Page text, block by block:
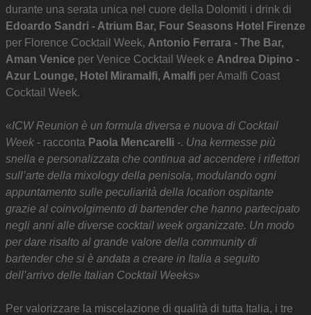
durante una serata unica nel cuore della Dolomiti i drink di
Edoardo Sandri - Atrium Bar, Four Seasons Hotel Firenze
per Florence Cocktail Week, Antonio Ferrara - The Bar,
Aman Venice per Venice Cocktail Week e Andrea Dipino -
Azur Lounge, Hotel Miramalfi, Amalfi per Amalfi Coast
Cocktail Week.
«ICW Reunion è un formula diversa e nuova di Cocktail
Week - racconta Paola Mencarelli -. Una kermesse più
snella e personalizzata che continua ad accendere i riflettori
sull’arte della mixology della penisola, modulando ogni
appuntamento sulle peculiarità della location ospitante
grazie al coinvolgimento di bartender che hanno partecipato
negli anni alle diverse cocktail week organizzate. Un modo
per dare risalto al grande valore della community di
bartender che si è andata a creare in Italia a seguito
dell’arrivo delle Italian Cocktail Weeks»
Per valorizzare la miscelazione di qualità di tutta Italia, i tre